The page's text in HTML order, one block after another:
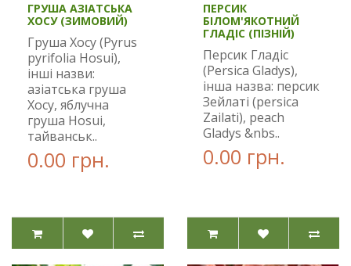
ГРУША АЗІАТСЬКА
ХОСУ (ЗИМОВИЙ)
Груша Хосу (Pyrus
pyrifolia Hosui),
інші назви:
азіатська груша
Хосу, яблучна
груша Hosui,
тайванськ..
0.00 грн.
ПЕРСИК
БІЛОМ'ЯКОТНИЙ
ГЛАДІС (ПІЗНІЙ)
Персик Гладіс
(Persica Gladys),
інша назва: персик
Зейлаті (persica
Zailati), peach
Gladys &nbs..
0.00 грн.